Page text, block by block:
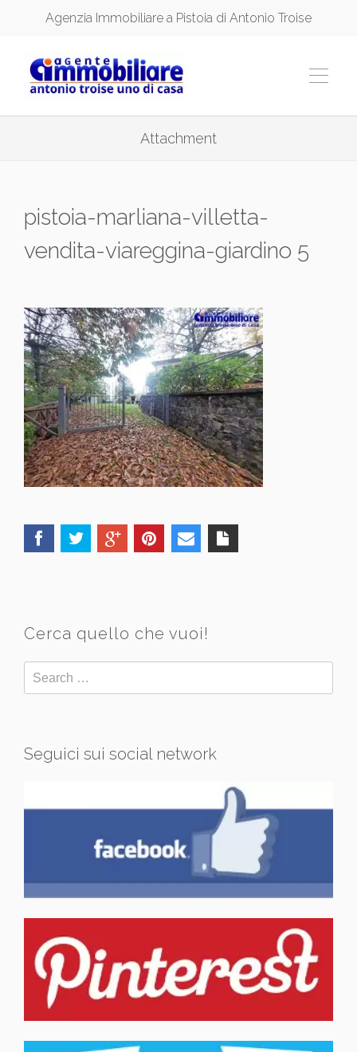
Agenzia Immobiliare a Pistoia di Antonio Troise
Attachment
pistoia-marliana-villetta-
vendita-viareggina-giardino 5
Cerca quello che vuoi!
Seguici sui social network